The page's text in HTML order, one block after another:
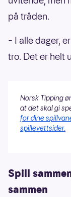
på tråden.
– I alle dager,
tro. Det er helt
Norsk Tipping
at det skal gi
for dine
spillevettsider.
Spill
sammen